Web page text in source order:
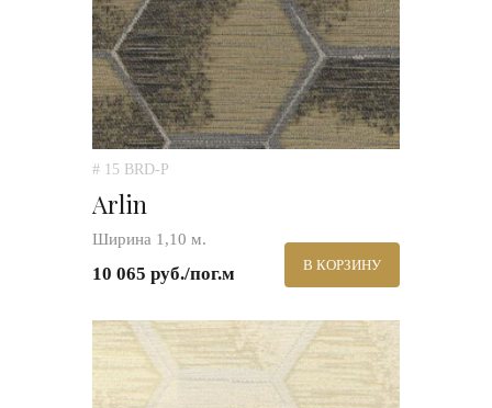
# 15 BRD-P
Arlin
Ширина 1,10 м.
10 065 руб./пог.м В КОРЗИНУ